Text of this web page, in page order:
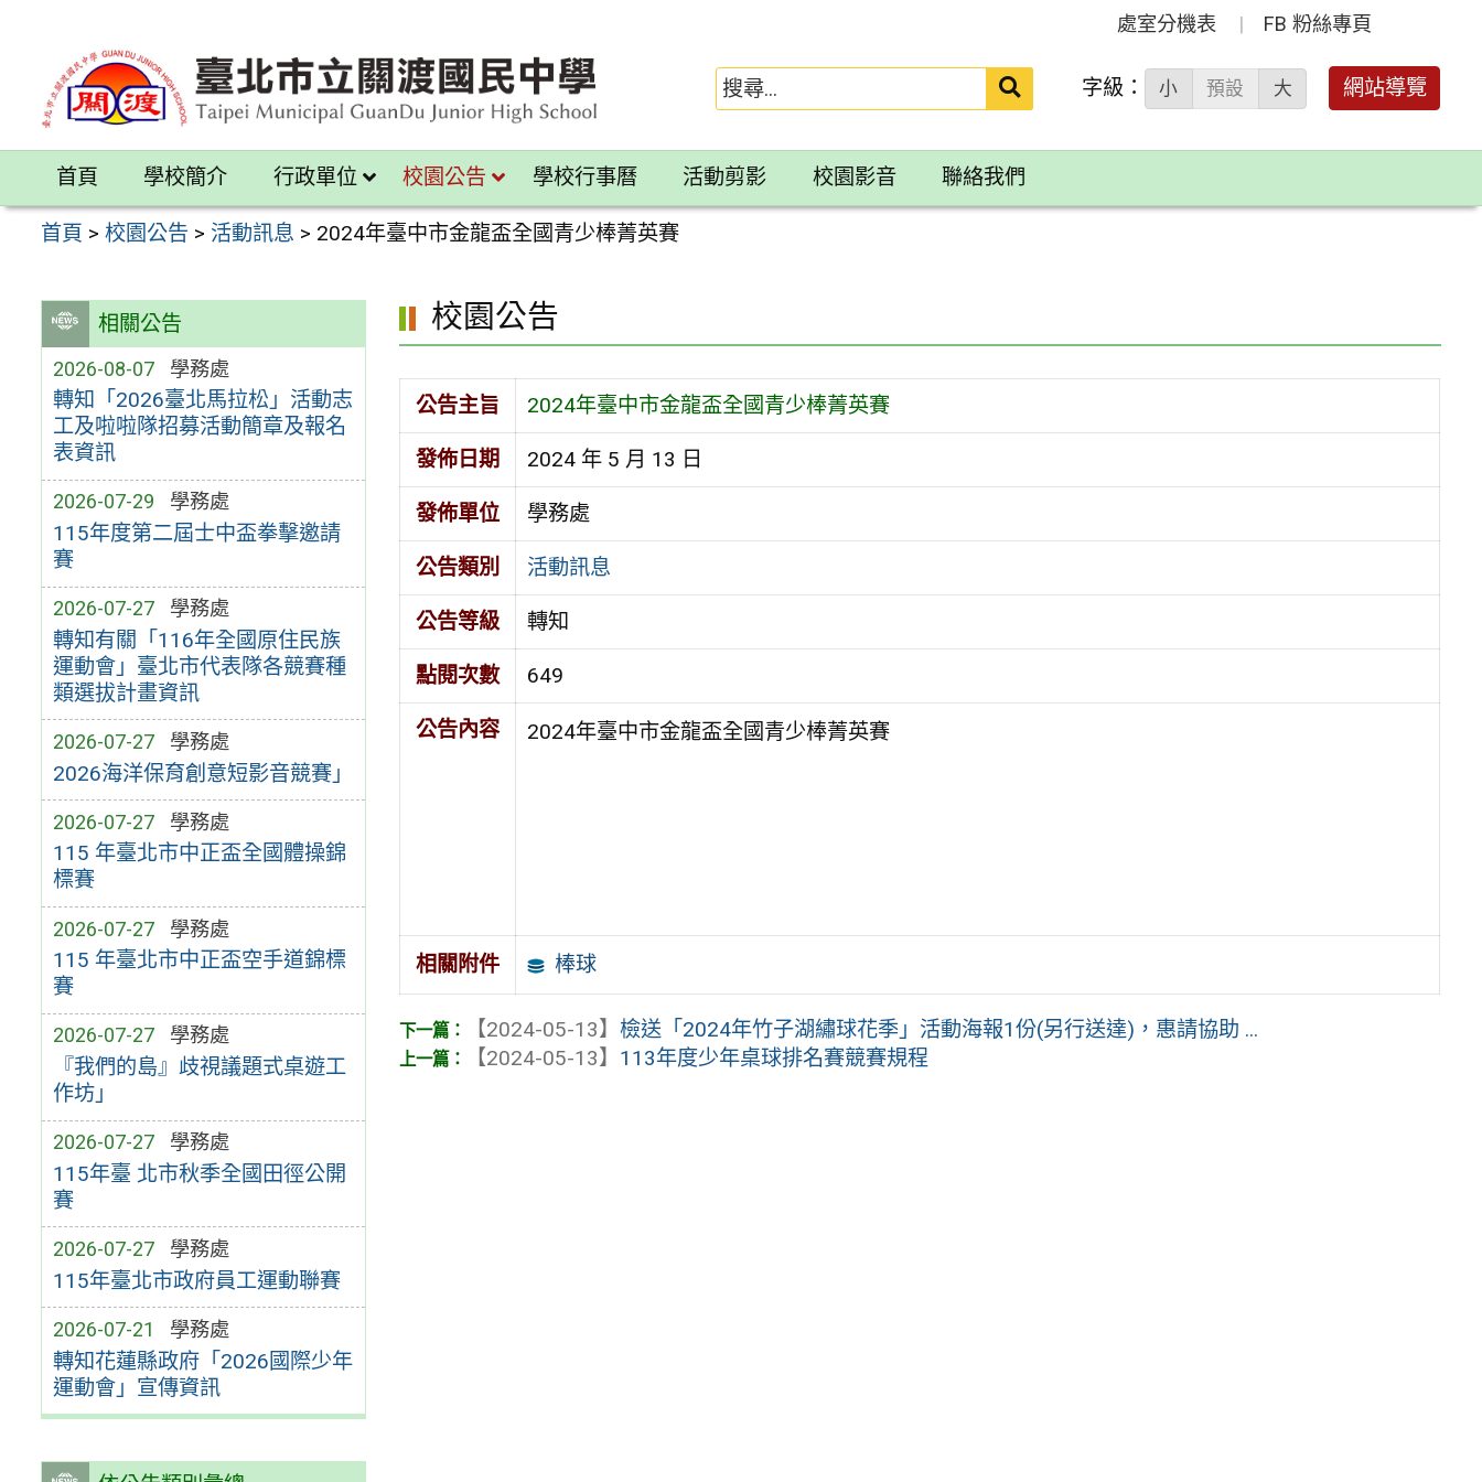
內
區
處室分機表 FB 粉絲專頁
送出 字級： 小 預設 大 網站導覽
首頁 學校簡介 行政單位 校園公告 學校行事曆 活動剪影 校園影音 聯絡我們
首頁 >校園公告 > 活動訊息 > 2024年臺中市金龍盃全國青少棒菁英賽
相關公告
2026-08-07 學務處
轉知「2026臺北馬拉松」活動志
工及啦啦隊招募活動簡章及報名
表資訊
2026-07-29 學務處
115年度第二屆士中盃拳擊邀請
賽
2026-07-27 學務處
轉知有關「116年全國原住民族
運動會」臺北市代表隊各競賽種
類選拔計畫資訊
2026-07-27 學務處
2026海洋保育創意短影音競賽」
2026-07-27 學務處
115 年臺北市中正盃全國體操錦
標賽
2026-07-27 學務處
115 年臺北市中正盃空手道錦標
賽
2026-07-27 學務處
『我們的島』歧視議題式桌遊工
作坊」
2026-07-27 學務處
115年臺 北市秋季全國田徑公開
賽
2026-07-27 學務處
115年臺北市政府員工運動聯賽
2026-07-21 學務處
轉知花蓮縣政府「2026國際少年
運動會」宣傳資訊
校園公告
公告主旨 2024年臺中市金龍盃全國青少棒菁英賽
發佈日期 2024 年 5 月 13 日
發佈單位 學務處
公告類別 活動訊息
公告等級 轉知
點閱次數 649
公告內容 2024年臺中市金龍盃全國青少棒菁英賽
相關附件 棒球
【2024-05-13】檢送「2024年竹子湖繡球花季」活動海報1份(另行送達)，惠請協助 ...
【2024-05-13】 113年度少年桌球排名賽競賽規程